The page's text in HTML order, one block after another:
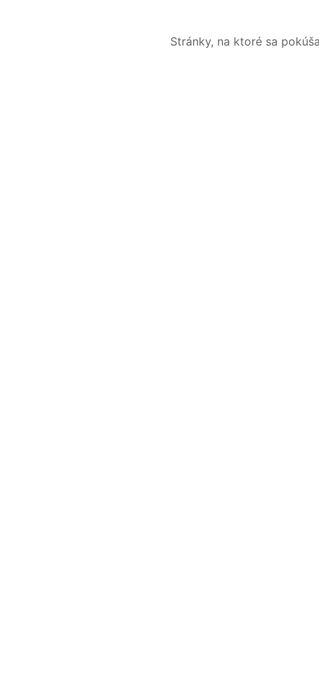
Stránky, na ktoré sa